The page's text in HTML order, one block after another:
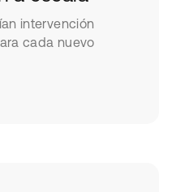
intervención
cada nuevo